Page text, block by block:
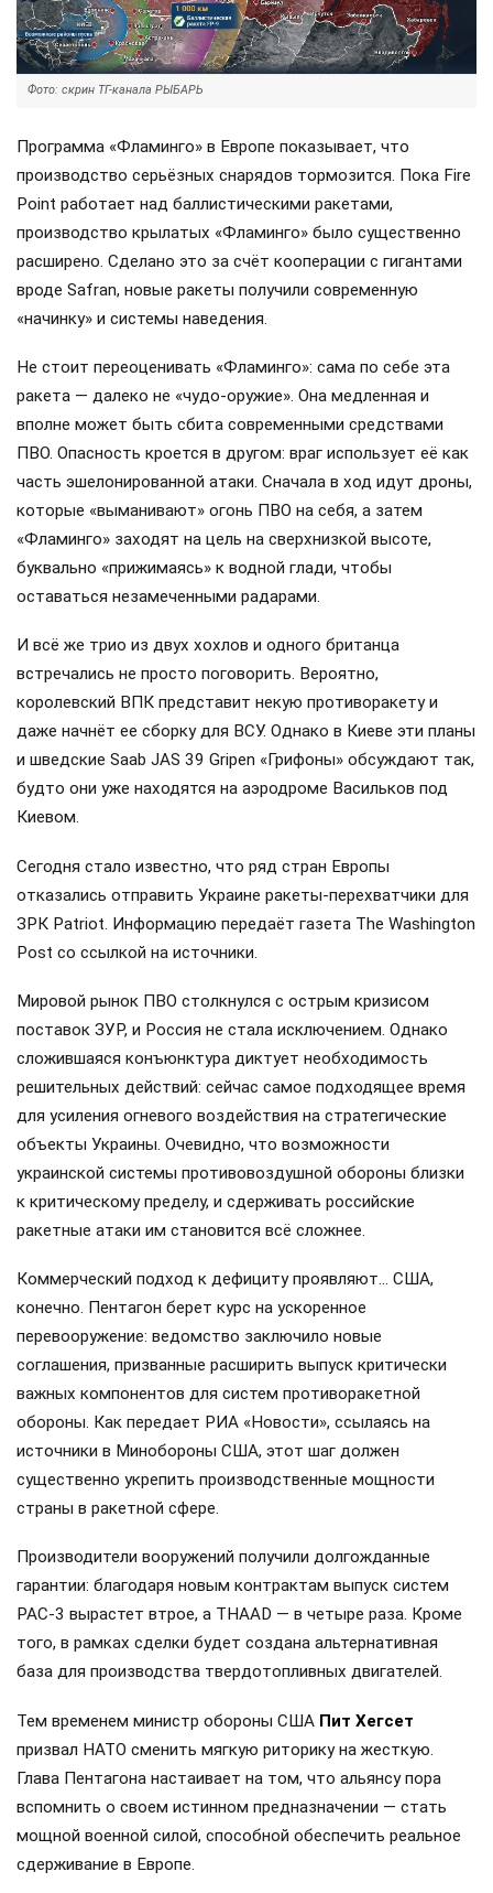
Фото: скрин ТГ-канала РЫБАРЬ
Программа «Фламинго» в Европе показывает, что
производство серьёзных снарядов тормозится. Пока Fire
Point работает над баллистическими ракетами,
производство крылатых «Фламинго» было существенно
расширено. Сделано это за счёт кооперации с гигантами
вроде Safran, новые ракеты получили современную
«начинку» и системы наведения.
Не стоит переоценивать «Фламинго»: сама по себе эта
ракета — далеко не «чудо-оружие». Она медленная и
вполне может быть сбита современными средствами
ПВО. Опасность кроется в другом: враг использует её как
часть эшелонированной атаки. Сначала в ход идут дроны,
которые «выманивают» огонь ПВО на себя, а затем
«Фламинго» заходят на цель на сверхнизкой высоте,
буквально «прижимаясь» к водной глади, чтобы
оставаться незамеченными радарами.
И всё же трио из двух хохлов и одного британца
встречались не просто поговорить. Вероятно,
королевский ВПК представит некую противоракету и
даже начнёт ее сборку для ВСУ. Однако в Киеве эти планы
и шведские Saab JAS 39 Gripen «Грифоны» обсуждают так,
будто они уже находятся на аэродроме Васильков под
Киевом.
Сегодня стало известно, что ряд стран Европы
отказались отправить Украине ракеты-перехватчики для
ЗРК Patriot. Информацию передаёт газета The Washington
Post со ссылкой на источники.
Мировой рынок ПВО столкнулся с острым кризисом
поставок ЗУР, и Россия не стала исключением. Однако
сложившаяся конъюнктура диктует необходимость
решительных действий: сейчас самое подходящее время
для усиления огневого воздействия на стратегические
объекты Украины. Очевидно, что возможности
украинской системы противовоздушной обороны близки
к критическому пределу, и сдерживать российские
ракетные атаки им становится всё сложнее.
Коммерческий подход к дефициту проявляют… США,
конечно. Пентагон берет курс на ускоренное
перевооружение: ведомство заключило новые
соглашения, призванные расширить выпуск критически
важных компонентов для систем противоракетной
обороны. Как передает РИА «Новости», ссылаясь на
источники в Минобороны США, этот шаг должен
существенно укрепить производственные мощности
страны в ракетной сфере.
Производители вооружений получили долгожданные
гарантии: благодаря новым контрактам выпуск систем
PAC-3 вырастет втрое, а THAAD — в четыре раза. Кроме
того, в рамках сделки будет создана альтернативная
база для производства твердотопливных двигателей.
Тем временем министр обороны США Пит Хегсет
призвал НАТО сменить мягкую риторику на жесткую.
Глава Пентагона настаивает на том, что альянсу пора
вспомнить о своем истинном предназначении — стать
мощной военной силой, способной обеспечить реальное
сдерживание в Европе.